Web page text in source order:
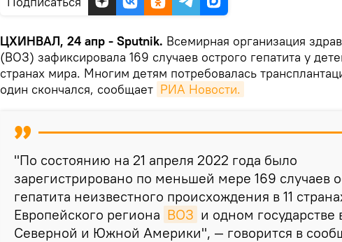
ЦХИНВАЛ, 24 апр - Sputnik. Всемирная организация
(ВОЗ) зафиксировала 169 случаев острого гепатита у
странах мира. Многим детям потребовалась
один скончался, сообщает РИА Новости.
"По состоянию на 21 апреля 2022 года было
зарегистрировано по меньшей мере 169 случаев
гепатита неизвестного происхождения в 11
Европейского региона ВОЗ и одном государстве
Северной и Южной Америки", — говорится в